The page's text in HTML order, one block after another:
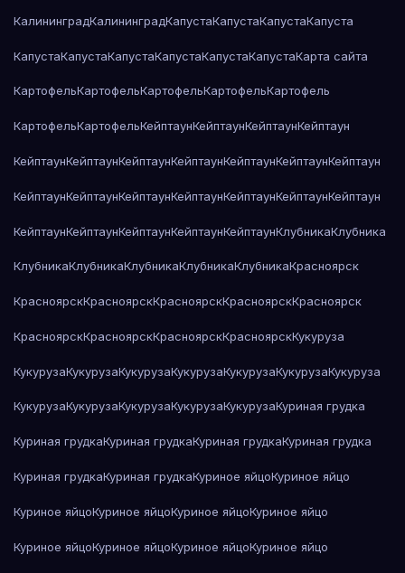
КалининградКалининградКапустаКапустаКапустаКапуста
КапустаКапустаКапустаКапустаКапустаКапустаКарта сайта
КартофельКартофельКартофельКартофельКартофель
КартофельКартофельКейптаунКейптаунКейптаунКейптаун
КейптаунКейптаунКейптаунКейптаунКейптаунКейптаунКейптаун
КейптаунКейптаунКейптаунКейптаунКейптаунКейптаунКейптаун
КейптаунКейптаунКейптаунКейптаунКейптаунКлубникаКлубника
КлубникаКлубникаКлубникаКлубникаКлубникаКрасноярск
КрасноярскКрасноярскКрасноярскКрасноярскКрасноярск
КрасноярскКрасноярскКрасноярскКрасноярскКукуруза
КукурузаКукурузаКукурузаКукурузаКукурузаКукурузаКукуруза
КукурузаКукурузаКукурузаКукурузаКукурузаКуриная грудка
Куриная грудкаКуриная грудкаКуриная грудкаКуриная грудка
Куриная грудкаКуриная грудкаКуриное яйцоКуриное яйцо
Куриное яйцоКуриное яйцоКуриное яйцоКуриное яйцо
Куриное яйцоКуриное яйцоКуриное яйцоКуриное яйцо